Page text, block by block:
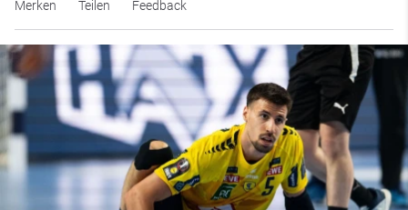
Merken Teilen Feedback